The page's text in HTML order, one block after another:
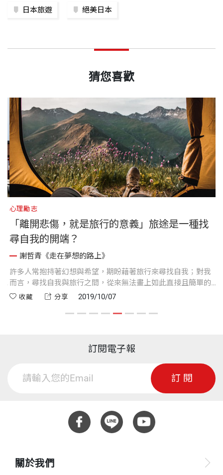
日本旅遊 絕美日本
猜您喜歡
心理勵志
「離開悲傷，就是旅行的意義」旅途是一種找
尋自我的開端？
謝哲青《走在夢想的路上》
許多人常抱持著幻想與希望，期盼藉著旅行來尋找自我；對我
而言，尋找自我與旅行之間，從來無法畫上如此直接且簡單的
等號。
收藏 分享 2019/10/07
訂閱電子報
訂閱
關於我們